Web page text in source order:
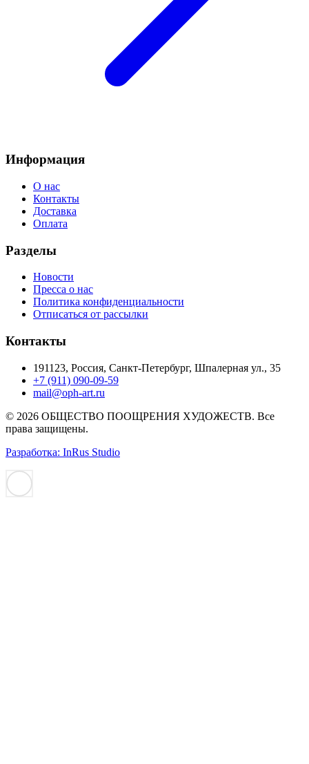
Информация
О нас
Контакты
Доставка
Оплата
Разделы
Новости
Пресса о нас
Политика конфиденциальности
Отписаться от рассылки
Контакты
191123, Россия, Санкт-Петербург, Шпалерная ул., 35
+7 (911) 090-09-59
mail@oph-art.ru
© 2026 ОБЩЕСТВО ПООЩРЕНИЯ ХУДОЖЕСТВ. Все
права защищены.
Разработка: InRus Studio